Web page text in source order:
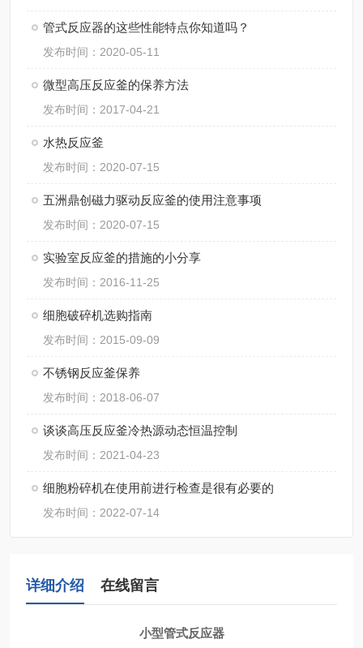
管式反应器的这些性能特点你知道吗？
发布时间：2020-05-11
微型高压反应釜的保养方法
发布时间：2017-04-21
水热反应釜
发布时间：2020-07-15
五洲鼎创磁力驱动反应釜的使用注意事项
发布时间：2020-07-15
实验室反应釜的措施的小分享
发布时间：2016-11-25
细胞破碎机选购指南
发布时间：2015-09-09
不锈钢反应釜保养
发布时间：2018-06-07
谈谈高压反应釜冷热源动态恒温控制
发布时间：2021-04-23
细胞粉碎机在使用前进行检查是很有必要的
发布时间：2022-07-14
详细介绍 在线留言
小型管式反应器